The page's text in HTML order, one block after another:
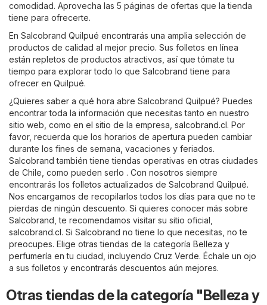
comodidad. Aprovecha las 5 páginas de ofertas que la tienda
tiene para ofrecerte.
En Salcobrand Quilpué encontrarás una amplia selección de
productos de calidad al mejor precio. Sus folletos en línea
están repletos de productos atractivos, así que tómate tu
tiempo para explorar todo lo que Salcobrand tiene para
ofrecer en Quilpué.
¿Quieres saber a qué hora abre Salcobrand Quilpué? Puedes
encontrar toda la información que necesitas tanto en nuestro
sitio web, como en el sitio de la empresa, salcobrand.cl. Por
favor, recuerda que los horarios de apertura pueden cambiar
durante los fines de semana, vacaciones y feriados.
Salcobrand también tiene tiendas operativas en otras ciudades
de Chile, como pueden serlo . Con nosotros siempre
encontrarás los folletos actualizados de Salcobrand Quilpué.
Nos encargamos de recopilarlos todos los días para que no te
pierdas de ningún descuento. Si quieres conocer más sobre
Salcobrand, te recomendamos visitar su sitio oficial,
salcobrand.cl. Si Salcobrand no tiene lo que necesitas, no te
preocupes. Elige otras tiendas de la categoría Belleza y
perfumería en tu ciudad, incluyendo Cruz Verde. Échale un ojo
a sus folletos y encontrarás descuentos aún mejores.
Otras tiendas de la categoría "Belleza y